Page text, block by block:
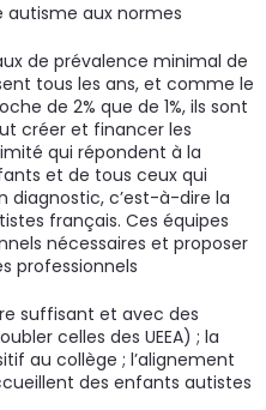
autisme aux normes
de prévalence minimal de
tous les ans, et comme le
de 2% que de 1%, ils sont
créer et financer les
qui répondent à la
et de tous ceux qui
diagnostic, c’est-à-dire la
français. Ces équipes
nécessaires et proposer
professionnels
suffisant et avec des
celles des UEEA) ; la
au collège ; l’alignement
des enfants autistes